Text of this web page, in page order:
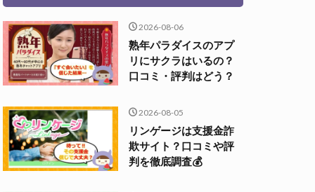
2026-08-06
熟年パラダイスのアプ
リにサクラはいるの？
口コミ・評判はどう？
2026-08-05
リンゲージは支援金詐
欺サイト？口コミや評
判を徹底調査💰